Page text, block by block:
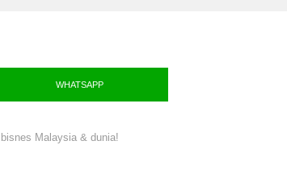
WHATSAPP
Malaysia & dunia!